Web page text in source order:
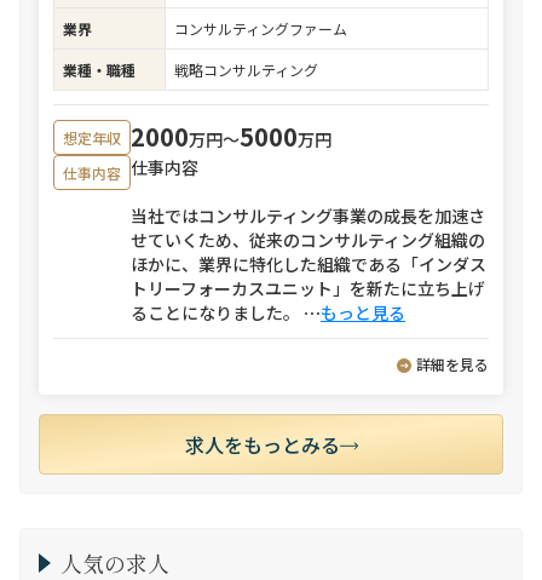
業界
コンサルティングファーム
業種・職種
戦略コンサルティング
想定年収 2000万円〜5000万円
仕事内容 仕事内容
当社ではコンサルティング事業の成長を加速さ
せていくため、従来のコンサルティング組織の
ほかに、業界に特化した組織である「インダス
トリーフォーカスユニット」を新たに立ち上げ
ることになりました。 ⋯もっと見る
詳細を見る
求人をもっとみる
人気の求人